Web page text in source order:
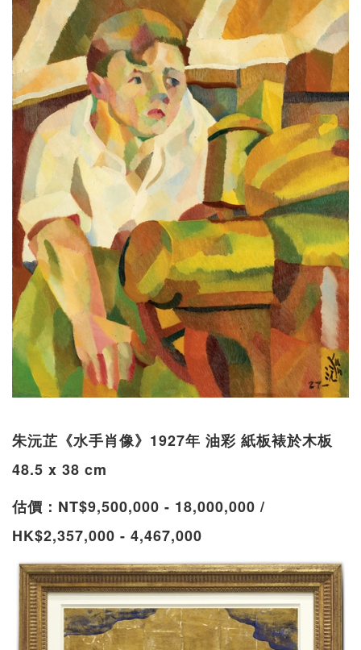
朱沅芷《水手肖像》1927年 油彩 紙板裱於木板
48.5 x 38 cm
估價：NT$9,500,000 - 18,000,000 /
HK$2,357,000 - 4,467,000